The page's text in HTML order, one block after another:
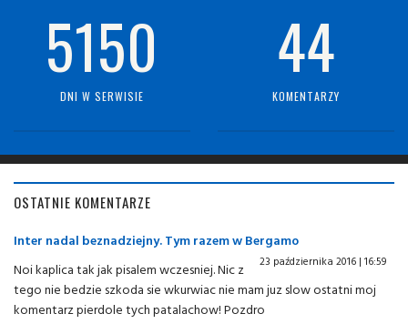
5150
DNI W SERWISIE
44
KOMENTARZY
OSTATNIE KOMENTARZE
Inter nadal beznadziejny. Tym razem w Bergamo
23 października 2016 | 16:59
Noi kaplica tak jak pisalem wczesniej. Nic z
tego nie bedzie szkoda sie wkurwiac nie mam juz slow ostatni moj
komentarz pierdole tych patalachow! Pozdro